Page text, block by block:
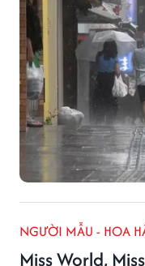
NGƯỜI MẪU - HOA
Miss World,